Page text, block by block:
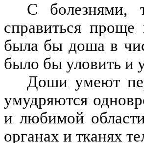
С болезнями,
справиться
была бы доша в
было бы уловить
Доши умеют
умудряются
и любимой
органах и тканях